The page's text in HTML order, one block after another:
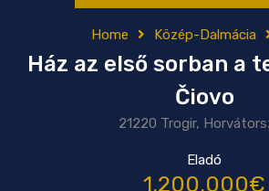
Home Közép-Dalmácia
Ház az első sorban a
Čiovo
21220 Trogir,
Eladó
1.200.000€